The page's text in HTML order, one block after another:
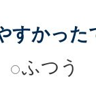
すかった
ふつう